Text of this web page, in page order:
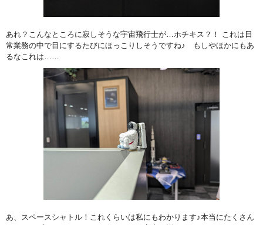
あれ？こんなところに寂しそうな宇宙飛行士が…ホチキス？！ これは日
常業務の中で目にするたびにほっこりしそうですね♪ もしやほかにもあ
るなこれは……
あ、スペースシャトル！これくらいは私にもわかります♪本当にたくさん